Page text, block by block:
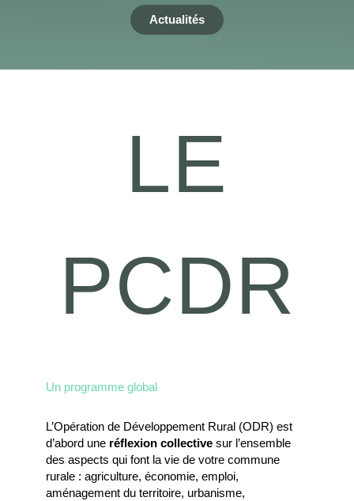
Actualités
LE
PCDR
Un programme global
L’Opération de Développement Rural (ODR) est
d’abord une réflexion collectivesur l’ensemble
des aspects qui font la vie de votre commune
rurale : agriculture, économie, emploi,
aménagement du territoire, urbanisme,